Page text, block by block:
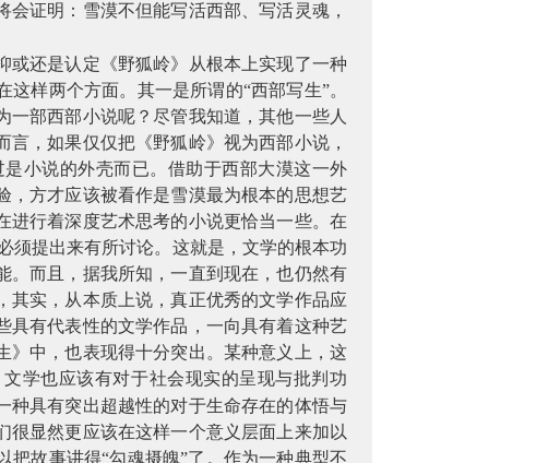
证明：雪漠不但能写活西部、写活灵魂，
或还是认定《野狐岭》从根本上实现了一种
样两个方面。其一是所谓的“西部写生”。
部西部小说呢？尽管我知道，其他一些人
，如果仅仅把《野狐岭》视为西部小说，
小说的外壳而已。借助于西部大漠这一外
，方才应该被看作是雪漠最为根本的思想艺
进行着深度艺术思考的小说更恰当一些。在
须提出来有所讨论。这就是，文学的根本功
。而且，据我所知，一直到现在，也仍然有
其实，从本质上说，真正优秀的文学作品应
具有代表性的文学作品，一向具有着这种艺
》中，也表现得十分突出。某种意义上，这
学也应该有对于社会现实的呈现与批判功
种具有突出超越性的对于生命存在的体悟与
显然更应该在这样一个意义层面上来加以
故事讲得“勾魂摄魄”了。作为一种典型不